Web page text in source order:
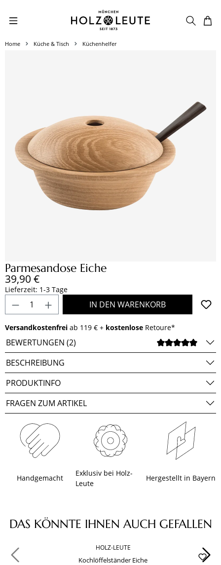
Zum Hauptinhalt springen
Home Küche & Tisch Küchenhelfer
Parmesandose Eiche
Regulärer Preis:
39,90 €
Lieferzeit: 1-3 Tage
Produkt Anzahl: Gib den gewünschten
IN DEN WARENKORB
Versandkostenfrei ab 119 € + kostenlose Retoure*
BEWERTUNGEN (2)
BESCHREIBUNG
PRODUKTINFO
FRAGEN ZUM ARTIKEL
Handgemacht
Exklusiv bei Holz-
Leute
Hergestellt in Bayern
Produktgalerie überspringen
DAS KÖNNTE IHNEN AUCH GEFALLEN
HOLZ-LEUTE
Kochlöffelständer Eiche